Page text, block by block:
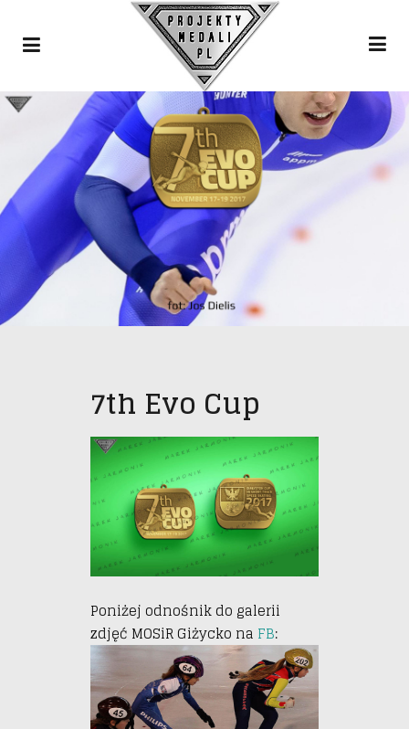
7th Evo Cup
Poniżej odnośnik do galerii
zdjęć MOSiR Giżycko na FB: